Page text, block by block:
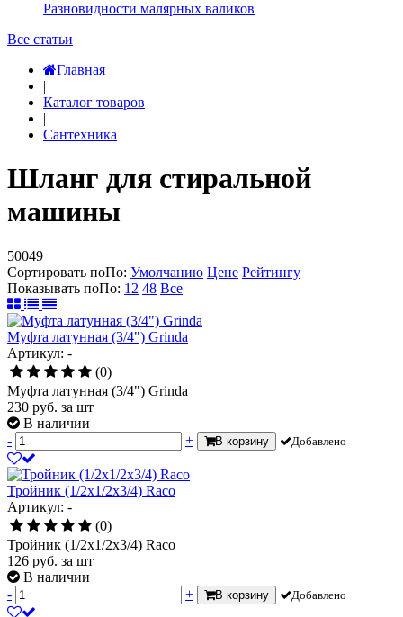
Разновидности малярных валиков
Все статьи
Главная
|
Каталог товаров
|
Сантехника
Шланг для стиральной
машины
50049
Сортировать поПо: Умолчанию Цене Рейтингу
Показывать поПо: 12 48 Все
Муфта латунная (3/4") Grinda
Артикул: -
(0)
Муфта латунная (3/4") Grinda
230 руб. за шт
В наличии
-
+ В корзину Добавлено
Тройник (1/2х1/2х3/4) Raco
Артикул: -
(0)
Тройник (1/2х1/2х3/4) Raco
126 руб. за шт
В наличии
-
+ В корзину Добавлено